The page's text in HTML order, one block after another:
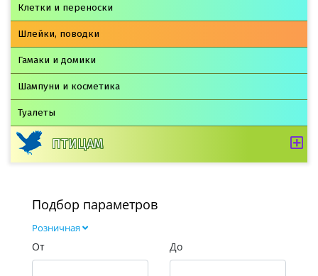
Клетки и переноски
Шлейки, поводки
Гамаки и домики
Шампуни и косметика
Туалеты
ПТИЦАМ
Подбор параметров
Розничная
От До